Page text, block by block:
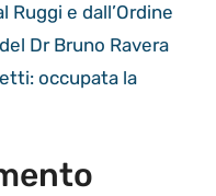
Ruggi e dall’Ordine
Dr Bruno Ravera
occupata la